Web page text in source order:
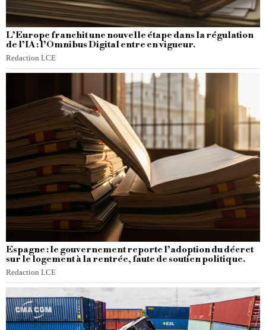
L’Europe franchit une nouvelle étape dans la régulation
de l’IA : l’Omnibus Digital entre en vigueur.
Redaction LCE
Espagne : le gouvernement reporte l’adoption du décret
sur le logement à la rentrée, faute de soutien politique.
Redaction LCE